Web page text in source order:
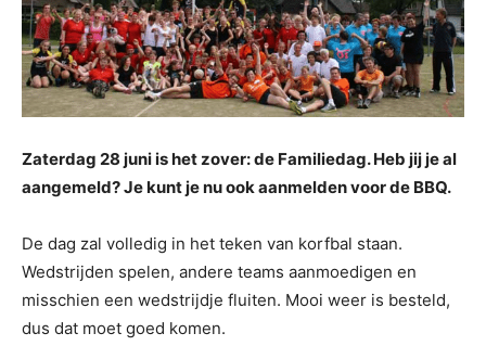
Zaterdag 28 juni is het zover: de Familiedag. Heb jij je al
aangemeld? Je kunt je nu ook aanmelden voor de BBQ.
De dag zal volledig in het teken van korfbal staan.
Wedstrijden spelen, andere teams aanmoedigen en
misschien een wedstrijdje fluiten. Mooi weer is besteld,
dus dat moet goed komen.